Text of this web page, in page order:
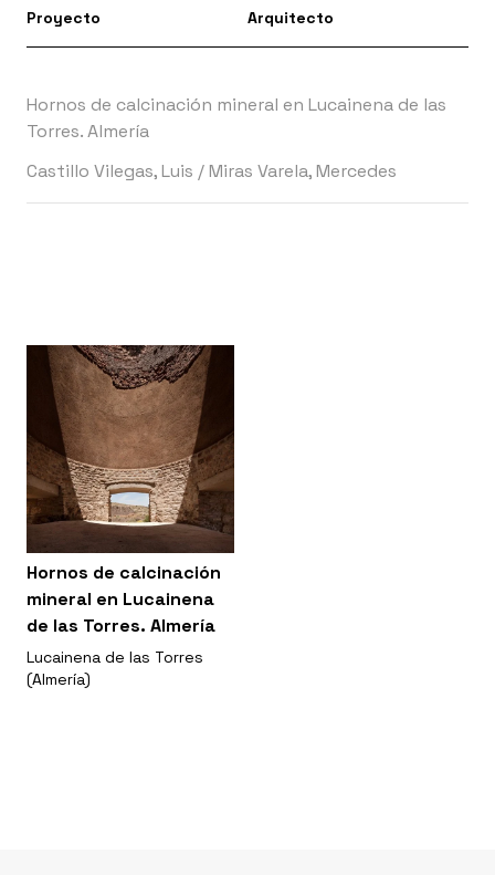
Proyecto Arquitecto
Hornos de calcinación mineral en Lucainena de las
Torres. Almería
Castillo Vilegas, Luis /Miras Varela, Mercedes
Hornos de calcinación
mineral en Lucainena
de las Torres. Almería
Lucainena de las Torres
(Almería)